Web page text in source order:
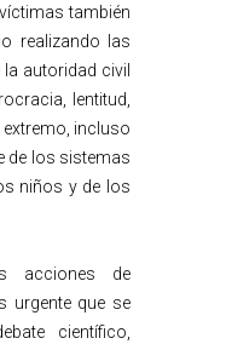
también
realizando las
autoridad civil
lentitud,
extremo, incluso
de los sistemas
niños y de los
acciones de
urgente que se
científico,